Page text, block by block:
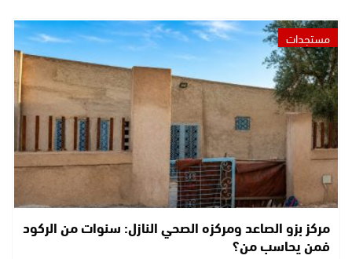
مستجدات
مركز بزو الصاعد ومركزه الصحي النازل: سنوات من الركود
فمن يحاسب من؟